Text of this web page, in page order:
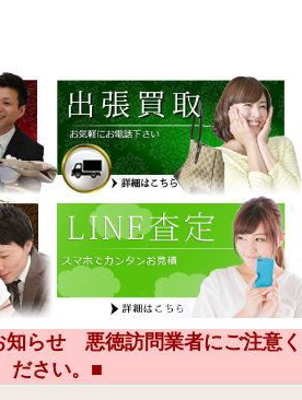
知らせ 悪徳訪問業者にご注意く
ださい。■